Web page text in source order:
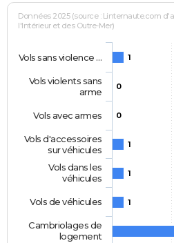
Données 2025 (source : Linternaute.com
l'Intérieur et des Outre-Mer)
1
0
0
1
1
1
Vols sans violence …
Vols violents sans
arme
Vols avec armes
Vols d'accessoires
sur véhicules
Vols dans les
véhicules
Vols de véhicules
Cambriolages de
logement